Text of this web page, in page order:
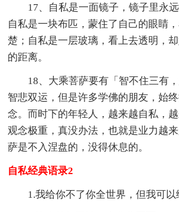
17、自私是一面镜子，镜子里永
自私是一块布匹，蒙住了自己的眼睛
楚；自私是一层玻璃，看上去透明，
的距离。
18、大乘菩萨要有「智不住三有
智悲双运，但是许多学佛的朋友，始
念。而时下的年轻人，越来越自私，
观念极重，真没办法，也就是业力越
萨是不入涅盘的，没得休息的。
自私经典语录2
1.我给你不了你全世界，但我可